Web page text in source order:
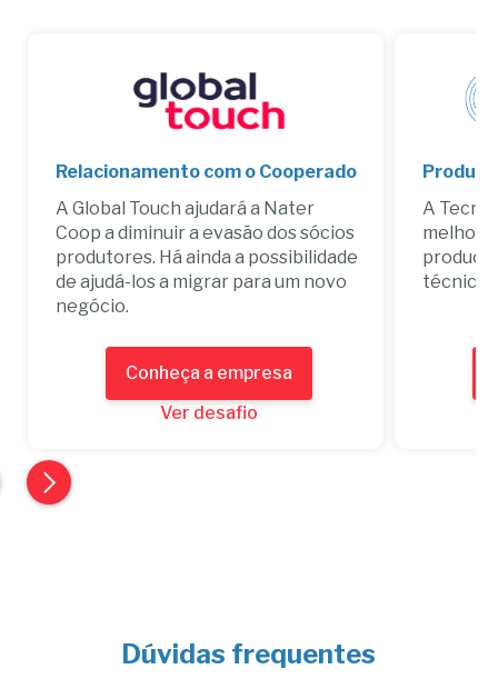
Relacionamento com o Cooperado
A Global Touch ajudará a Nater
Coop a diminuir a evasão dos sócios
produtores. Há ainda a possibilidade
de ajudá-los a migrar para um novo
negócio.
Conheça a empresa
Ver desafio
A
técnica
Dúvidas frequentes